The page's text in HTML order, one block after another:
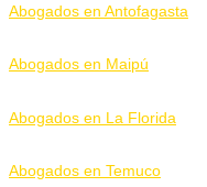
Abogados en Antofagasta
Abogados en Maipú
Abogados en La Florida
Abogados en Temuco